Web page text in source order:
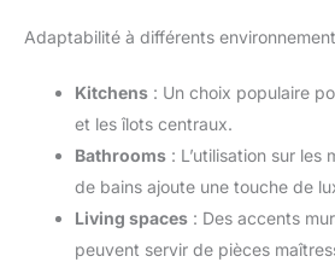
Adaptabilité à différents
Kitchens : Un choix populaire
et les îlots centraux.
Bathrooms : L’utilisation sur les
de bains ajoute une touche de
Living spaces : Des accents
peuvent servir de pièces